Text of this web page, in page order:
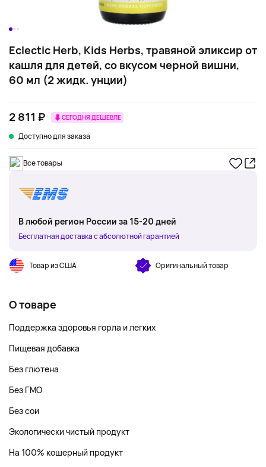
Eclectic Herb, Kids Herbs, травяной эликсир от
кашля для детей, со вкусом черной вишни,
60 мл (2 жидк. унции)
2 811 ₽ СЕГОДНЯ ДЕШЕВЛЕ
Доступно для заказа
Все товары
В любой регион России за 15-20 дней
Бесплатная доставка с абсолютной гарантией
Товар из США Оригинальный товар
О товаре
Поддержка здоровья горла и легких
Пищевая добавка
Без глютена
Без ГМО
Без сои
Экологически чистый продукт
На 100% кошерный продукт